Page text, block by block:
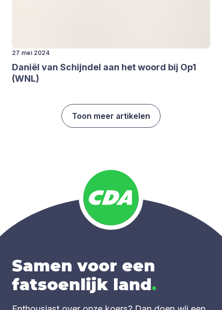
27 mei 2024
Dani­ël van Schijn­del aan het woord bij Op1
(WNL)
Toon meer artikelen
Samen voor een
fatsoenlijk land.